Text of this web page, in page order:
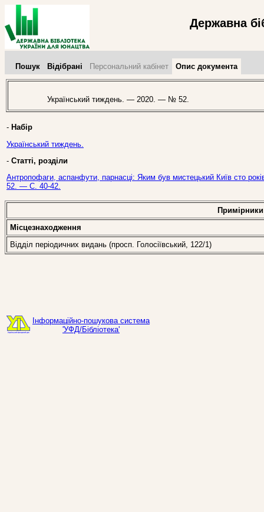
Державна
Пошук Відібрані Персональний кабінет Опис документа
Український тиждень. — 2020. — № 52.
- Набір
Український тиждень.
- Статті, розділи
Антропофаги, аспанфути, парнасці: Яким був мистецький Київ сто
52. — С. 40-42.
Примірники
Місцезнаходження
Відділ періодичних видань (просп. Голосіївський, 122/1)
Інформаційно-пошукова система
'УФД/Бібліотека'